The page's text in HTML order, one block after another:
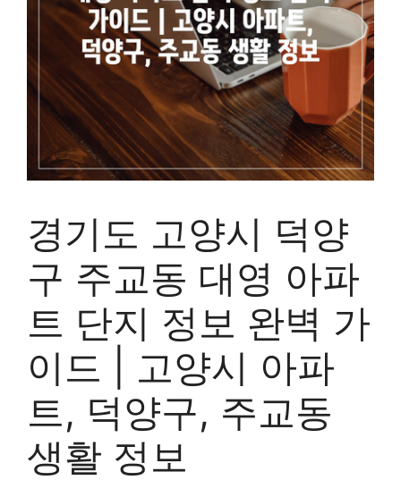
경기도 고양시 덕양
구 주교동 대영 아파
트 단지 정보 완벽 가
이드 | 고양시 아파
트, 덕양구, 주교동
생활 정보